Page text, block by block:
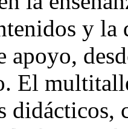
y
apoyo,
El
didácticos,